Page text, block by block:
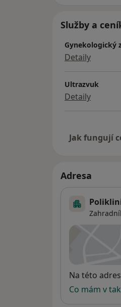
Služby a
Gynekologický
Detaily
Ultrazvuk
Detaily
Jak fungují
Adresa
Dostupnost
Na této
Co mám v